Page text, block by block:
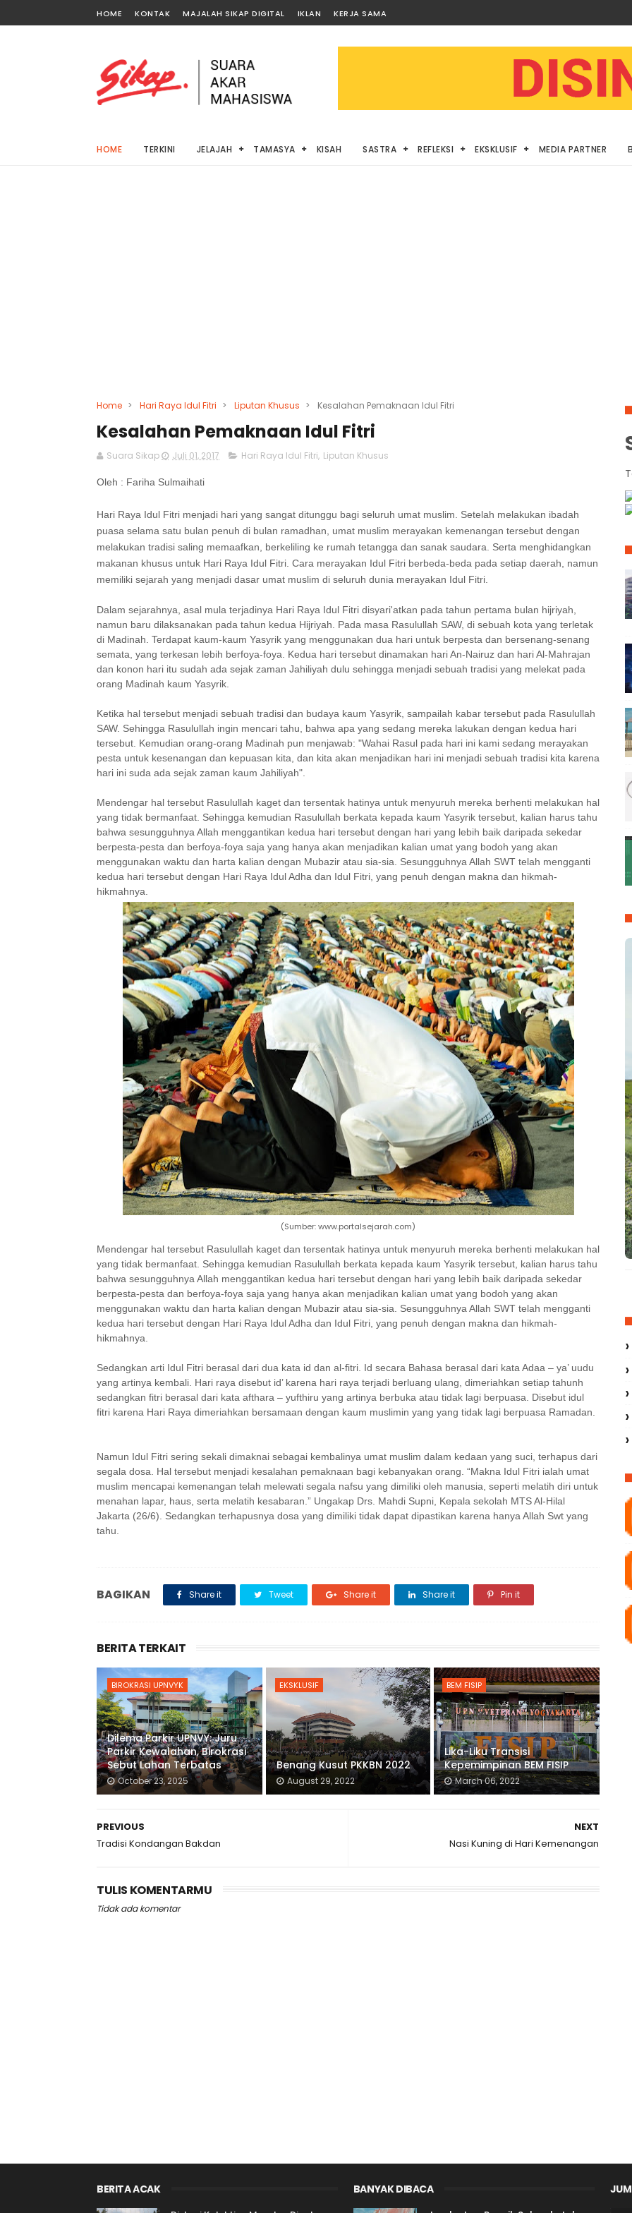
HOME KONTAK MAJALAH SIKAP DIGITAL IKLAN KERJA SAMA
HOME TERKINI JELAJAH TAMASYA KISAH SASTRA REFLEKSI EKSKLUSIF MEDIA PARTNER
Home > Hari Raya Idul Fitri > Liputan Khusus > Kesalahan Pemaknaan Idul Fitri
Kesalahan Pemaknaan Idul Fitri
Suara Sikap Juli 01, 2017 Hari Raya Idul Fitri, Liputan Khusus
Oleh : Fariha Sulmaihati
Hari Raya Idul Fitri menjadi hari yang sangat ditunggu bagi seluruh umat muslim. Setelah melakukan ibadah
puasa selama satu bulan penuh di bulan ramadhan, umat muslim merayakan kemenangan tersebut dengan
melakukan tradisi saling memaafkan, berkeliling ke rumah tetangga dan sanak saudara. Serta menghidangkan
makanan khusus untuk Hari Raya Idul Fitri. Cara merayakan Idul Fitri berbeda-beda pada setiap daerah, namun
memiliki sejarah yang menjadi dasar umat muslim di seluruh dunia merayakan Idul Fitri.
Dalam sejarahnya, asal mula terjadinya Hari Raya Idul Fitri disyari'atkan pada tahun pertama bulan hijriyah,
namun baru dilaksanakan pada tahun kedua Hijriyah. Pada masa Rasulullah SAW, di sebuah kota yang terletak
di Madinah. Terdapat kaum-kaum Yasyrik yang menggunakan dua hari untuk berpesta dan bersenang-senang
semata, yang terkesan lebih berfoya-foya. Kedua hari tersebut dinamakan hari An-Nairuz dan hari Al-Mahrajan
dan konon hari itu sudah ada sejak zaman Jahiliyah dulu sehingga menjadi sebuah tradisi yang melekat pada
orang Madinah kaum Yasyrik.
Ketika hal tersebut menjadi sebuah tradisi dan budaya kaum Yasyrik, sampailah kabar tersebut pada Rasulullah
SAW. Sehingga Rasulullah ingin mencari tahu, bahwa apa yang sedang mereka lakukan dengan kedua hari
tersebut. Kemudian orang-orang Madinah pun menjawab: "Wahai Rasul pada hari ini kami sedang merayakan
pesta untuk kesenangan dan kepuasan kita, dan kita akan menjadikan hari ini menjadi sebuah tradisi kita karena
hari ini suda ada sejak zaman kaum Jahiliyah".
Mendengar hal tersebut Rasulullah kaget dan tersentak hatinya untuk menyuruh mereka berhenti melakukan hal
yang tidak bermanfaat. Sehingga kemudian Rasulullah berkata kepada kaum Yasyrik tersebut, kalian harus tahu
bahwa sesungguhnya Allah menggantikan kedua hari tersebut dengan hari yang lebih baik daripada sekedar
berpesta-pesta dan berfoya-foya saja yang hanya akan menjadikan kalian umat yang bodoh yang akan
menggunakan waktu dan harta kalian dengan Mubazir atau sia-sia. Sesungguhnya Allah SWT telah mengganti
kedua hari tersebut dengan Hari Raya Idul Adha dan Idul Fitri, yang penuh dengan makna dan hikmah-
hikmahnya.
(Sumber: www.portalsejarah.com)
Mendengar hal tersebut Rasulullah kaget dan tersentak hatinya untuk menyuruh mereka berhenti melakukan hal
yang tidak bermanfaat. Sehingga kemudian Rasulullah berkata kepada kaum Yasyrik tersebut, kalian harus tahu
bahwa sesungguhnya Allah menggantikan kedua hari tersebut dengan hari yang lebih baik daripada sekedar
berpesta-pesta dan berfoya-foya saja yang hanya akan menjadikan kalian umat yang bodoh yang akan
menggunakan waktu dan harta kalian dengan Mubazir atau sia-sia. Sesungguhnya Allah SWT telah mengganti
kedua hari tersebut dengan Hari Raya Idul Adha dan Idul Fitri, yang penuh dengan makna dan hikmah-
hikmahnya.
Sedangkan arti Idul Fitri berasal dari dua kata id dan al-fitri. Id secara Bahasa berasal dari kata Adaa – ya’ uudu
yang artinya kembali. Hari raya disebut id’ karena hari raya terjadi berluang ulang, dimeriahkan setiap tahunh
sedangkan fitri berasal dari kata afthara – yufthiru yang artinya berbuka atau tidak lagi berpuasa. Disebut idul
fitri karena Hari Raya dimeriahkan bersamaan dengan kaum muslimin yang yang tidak lagi berpuasa Ramadan.
Namun Idul Fitri sering sekali dimaknai sebagai kembalinya umat muslim dalam kedaan yang suci, terhapus dari
segala dosa. Hal tersebut menjadi kesalahan pemaknaan bagi kebanyakan orang. “Makna Idul Fitri ialah umat
muslim mencapai kemenangan telah melewati segala nafsu yang dimiliki oleh manusia, seperti melatih diri untuk
menahan lapar, haus, serta melatih kesabaran.” Ungakap Drs. Mahdi Supni, Kepala sekolah MTS Al-Hilal
Jakarta (26/6). Sedangkan terhapusnya dosa yang dimiliki tidak dapat dipastikan karena hanya Allah Swt yang
tahu.
BAGIKAN Share it Tweet Share it Share it Pin it
BERITA TERKAIT
BIROKRASI UPNVYK
Dilema Parkir UPNVY: Juru
Parkir Kewalahan, Birokrasi
Sebut Lahan Terbatas
October 23, 2025
EKSKLUSIF
Benang Kusut PKKBN 2022
August 29, 2022
BEM FISIP
Lika-Liku Transisi
Kepemimpinan BEM FISIP
March 06, 2022
NEXT
Nasi Kuning di Hari Kemenangan
PREVIOUS
Tradisi Kondangan Bakdan
TULIS KOMENTARMU
Tidak ada komentar
BERITA ACAK
BANYAK DIBACA